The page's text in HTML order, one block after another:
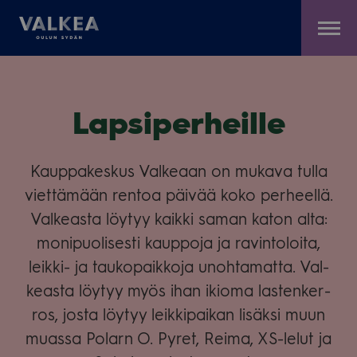
Lap­si­per­heille
Kaup­pa­kes­kus Val­ke­aan on mukava tulla
viet­tä­mään ren­toa päi­vää koko per­heellä.
Val­keasta löy­tyy kaikki saman katon alta:
moni­puo­li­sesti kaup­poja ja ravin­to­loita,
leikki- ja tau­ko­paik­koja unoh­ta­matta. Val­
keasta löy­tyy myös ihan ikioma las­ten­ker­
ros, josta löy­tyy leik­ki­pai­kan lisäksi muun
muassa Polarn O. Pyret, Reima, XS-lelut ja